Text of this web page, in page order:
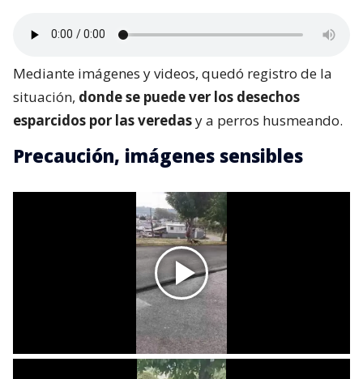
Mediante imágenes y videos, quedó registro de la
situación, donde se puede ver los desechos
esparcidos por las veredasy a perros husmeando.
Precaución, imágenes sensibles